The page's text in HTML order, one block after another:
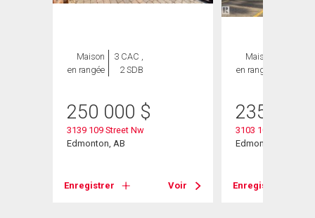
Maison
en rangée
3 CAC ,
2 SDB
250 000 $
3139 109 Street Nw
Edmonton, AB
Enregistrer Voir
Maison
en rangée
235 000
3103 109 Street
Edmonton, AB
Enregistrer